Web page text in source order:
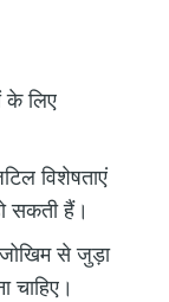
के लिए
विशेषताएं
सकती हैं।
जोखिम से जुड़ा
चाहिए।